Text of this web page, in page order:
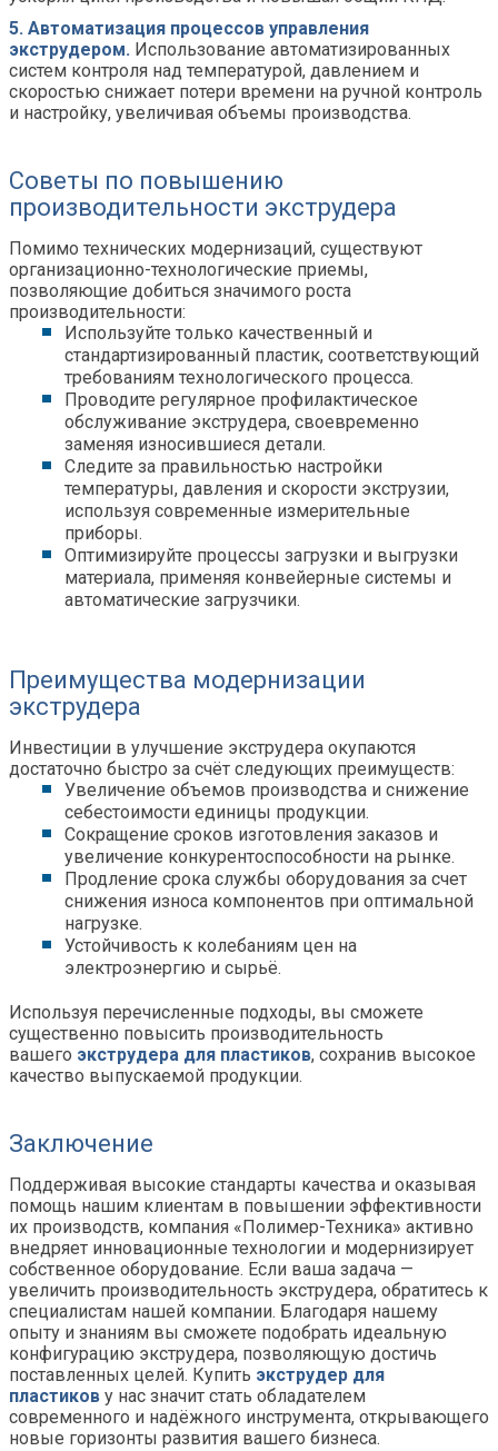
5. Автоматизация процессов управления
экструдером. Использование автоматизированных
систем контроля над температурой, давлением и
скоростью снижает потери времени на ручной контроль
и настройку, увеличивая объемы производства.
Советы по повышению
производительности экструдера
Помимо технических модернизаций, существуют
организационно-технологические приемы,
позволяющие добиться значимого роста
производительности:
Используйте только качественный и
стандартизированный пластик, соответствующий
требованиям технологического процесса.
Проводите регулярное профилактическое
обслуживание экструдера, своевременно
заменяя износившиеся детали.
Следите за правильностью настройки
температуры, давления и скорости экструзии,
используя современные измерительные
приборы.
Оптимизируйте процессы загрузки и выгрузки
материала, применяя конвейерные системы и
автоматические загрузчики.
Преимущества модернизации
экструдера
Инвестиции в улучшение экструдера окупаются
достаточно быстро за счёт следующих преимуществ:
Увеличение объемов производства и снижение
себестоимости единицы продукции.
Сокращение сроков изготовления заказов и
увеличение конкурентоспособности на рынке.
Продление срока службы оборудования за счет
снижения износа компонентов при оптимальной
нагрузке.
Устойчивость к колебаниям цен на
электроэнергию и сырьё.
Используя перечисленные подходы, вы сможете
существенно повысить производительность
вашего экструдера для пластиков, сохранив высокое
качество выпускаемой продукции.
Заключение
Поддерживая высокие стандарты качества и оказывая
помощь нашим клиентам в повышении эффективности
их производств, компания «Полимер-Техника» активно
внедряет инновационные технологии и модернизирует
собственное оборудование. Если ваша задача —
увеличить производительность экструдера, обратитесь к
специалистам нашей компании. Благодаря нашему
опыту и знаниям вы сможете подобрать идеальную
конфигурацию экструдера, позволяющую достичь
поставленных целей. Купить экструдер для
пластиков у нас значит стать обладателем
современного и надёжного инструмента, открывающего
новые горизонты развития вашего бизнеса.